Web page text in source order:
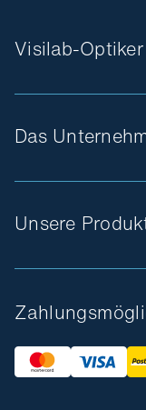
Das
Unsere
Visilab-Optiker